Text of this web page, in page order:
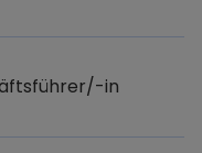
in